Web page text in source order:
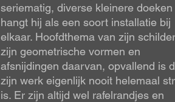
seriematig, diverse kleinere doeken
hangt hij als een soort installatie bij
elkaar. Hoofdthema van zijn
zijn geometrische vormen en
afsnijdingen daarvan, opvallend is
zijn werk eigenlijk nooit helemaal
is. Er zijn altijd wel rafelrandjes en